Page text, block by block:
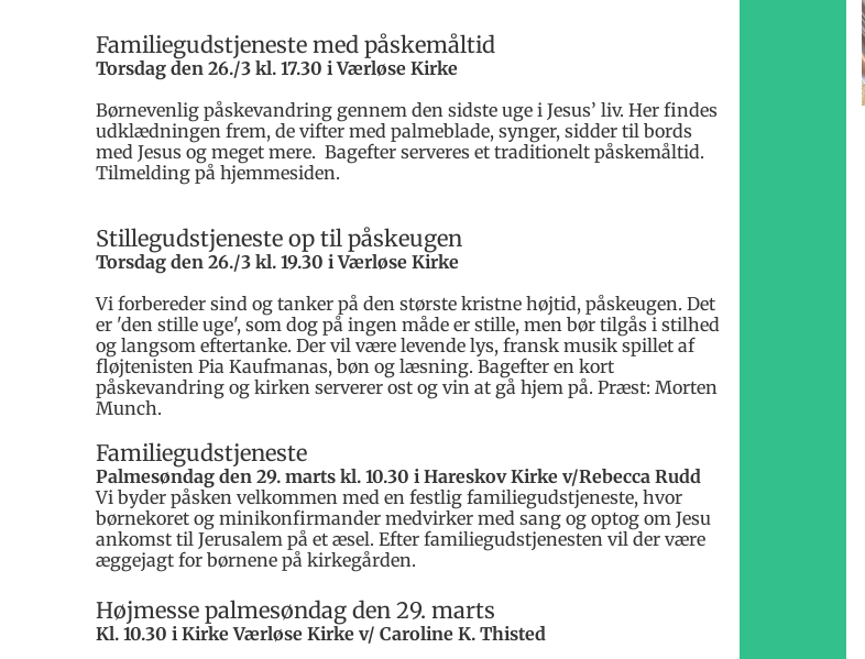
Familiegudstjeneste med påskemåltid
Torsdag den 26./3 kl. 17.30 i Værløse Kirke
Børnevenlig påskevandring gennem den sidste uge i Jesus’ liv. Her findes
udklædningen frem, de vifter med palmeblade, synger, sidder til bords
med Jesus og meget mere. Bagefter serveres et traditionelt påskemåltid.
Tilmelding på hjemmesiden.
Stillegudstjeneste op til påskeugen
Torsdag den 26./3 kl. 19.30 i Værløse Kirke
Vi forbereder sind og tanker på den største kristne højtid, påskeugen. Det
er 'den stille uge', som dog på ingen måde er stille, men bør tilgås i stilhed
og langsom eftertanke. Der vil være levende lys, fransk musik spillet af
fløjtenisten Pia Kaufmanas, bøn og læsning. Bagefter en kort
påskevandring og kirken serverer ost og vin at gå hjem på. Præst: Morten
Munch.
Familiegudstjeneste
Palmesøndag den 29. marts kl. 10.30 i Hareskov Kirke v/Rebecca Rudd
Vi byder påsken velkommen med en festlig familiegudstjeneste, hvor
børnekoret og minikonfirmander medvirker med sang og optog om Jesu
ankomst til Jerusalem på et æsel. Efter familiegudstjenesten vil der være
æggejagt for børnene på kirkegården.
Højmesse palmesøndag den 29. marts
Kl. 10.30 i Kirke Værløse Kirke v/ Caroline K. Thisted